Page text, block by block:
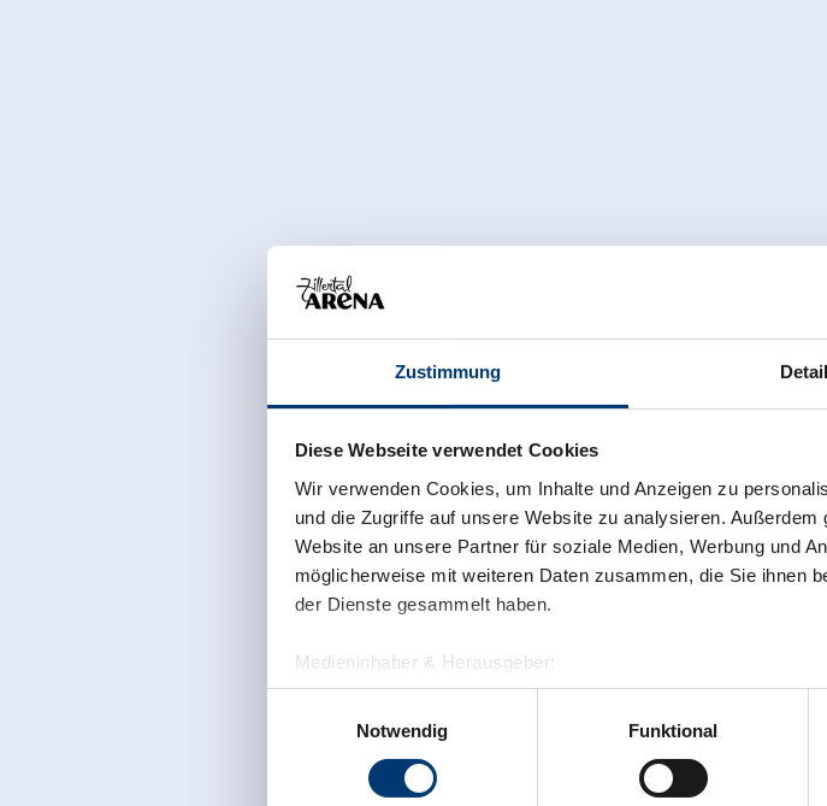
Zustimmung
Diese Webseite verwendet Cookies
Wir verwenden Cookies, um Inhalte und Anzeigen zu
und die Zugriffe auf unsere Website zu analysieren.
Website an unsere Partner für soziale Medien, Werbung und
möglicherweise mit weiteren Daten zusammen, die Sie ihnen
der Dienste gesammelt haben.
Medieninhaber & Herausgeber:
Zeller Bergbahnen Zillertal GmbH & Co KG
Rohr 23// A-6280 Zell am Ziller
www.zillertalarena.com
Notwendig
Funktional